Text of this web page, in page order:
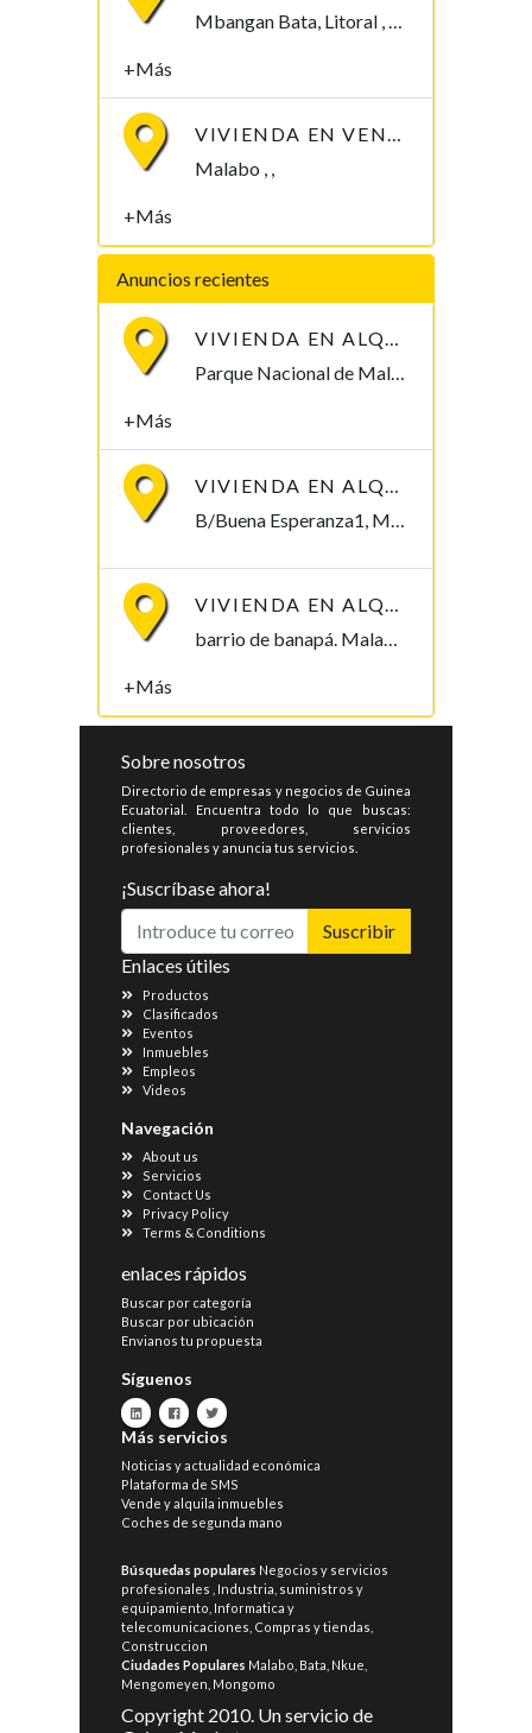
Mbangan Bata, Litoral , Guinea Ecuatorial
+Más
VIVIENDA EN VENTA. 8 MILLONES
Malabo , ,
+Más
Anuncios recientes
VIVIENDA EN ALQUILER POR PARQUE NACIONAL DE MALABO
Parque Nacional de Malabo Malabo, Bioko Norte , Guinea Ecuatorial
+Más
VIVIENDA EN ALQUILER, B/BUENA ESPERANZA1. 250.000/MES
B/Buena Esperanza1, Malabo Malabo, Bioko Norte , Guinea Ecuatorial
VIVIENDA EN ALQUILER, B/ BANAPÁ 2.000.000
barrio de banapá. Malabo Malabo, Bioko Norte , Guinea Ecuatorial
+Más
Sobre nosotros
Directorio de empresas y negocios de Guinea
Ecuatorial. Encuentra todo lo que buscas:
clientes, proveedores, servicios
profesionales y anuncia tus servicios.
¡Suscríbase ahora!
Suscribir
Enlaces útiles
Productos
Clasificados
Eventos
Inmuebles
Empleos
Videos
Navegación
About us
Servicios
Contact Us
Privacy Policy
Terms & Conditions
enlaces rápidos
Buscar por categoría
Buscar por ubicación
Envianos tu propuesta
Síguenos
Más servicios
Noticias y actualidad económica
Plataforma de SMS
Vende y alquila inmuebles
Coches de segunda mano
Búsquedas populares Negocios y servicios
profesionales
Industria, suministros y
equipamiento Informatica y
telecomunicaciones Compras y tiendas
Construccion
Ciudades Populares Malabo Bata Nkue
Mengomeyen Mongomo
Copyright 2010. Un servicio de